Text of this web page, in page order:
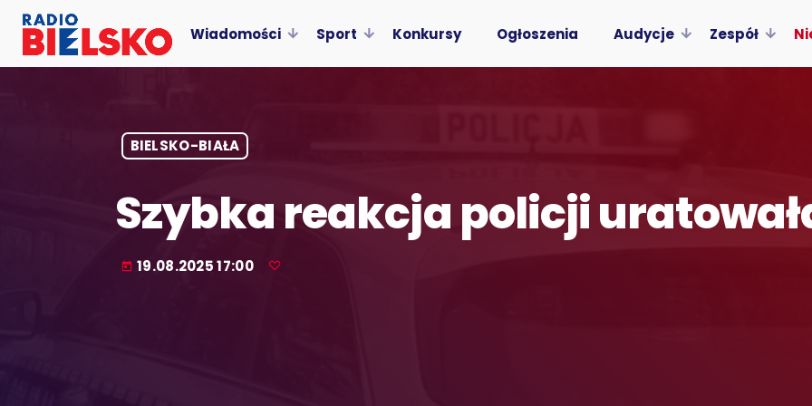
Wiadomości Sport Konkursy Ogłoszenia Audycje Zespół
BIELSKO-BIAŁA
Szybka reakcja policji
today 19.08.2025 17:00